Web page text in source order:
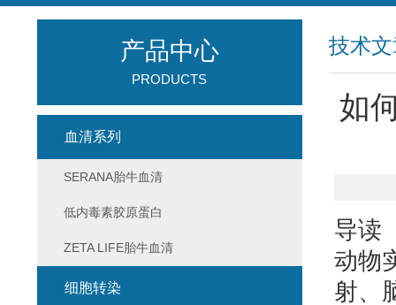
技术
如
导读
动物
射、
产品中心
PRODUCTS
血清系列
SERANA胎牛血清
低内毒素胶原蛋白
ZETA LIFE胎牛血清
细胞转染